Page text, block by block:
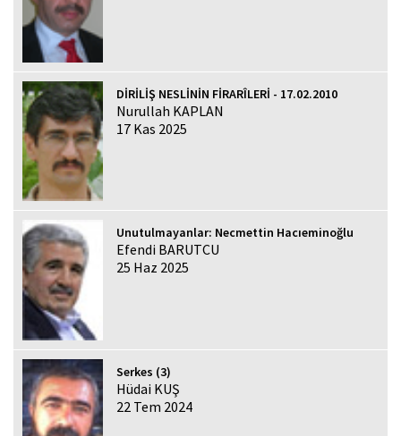
DİRİLİŞ NESLİNİN FİRARÎLERİ - 17.02.2010
Nurullah KAPLAN
17 Kas 2025
Unutulmayanlar: Necmettin Hacıeminoğlu
Efendi BARUTCU
25 Haz 2025
Serkes (3)
Hüdai KUŞ
22 Tem 2024